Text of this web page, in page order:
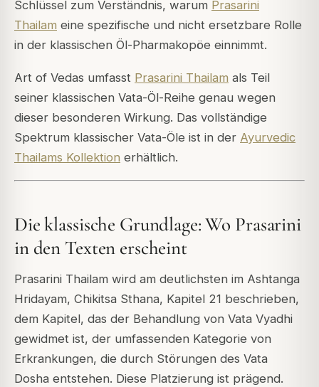
Schlüssel zum Verständnis, warum Prasarini
Thailam eine spezifische und nicht ersetzbare Rolle
in der klassischen Öl-Pharmakopöe einnimmt.
Art of Vedas umfasst Prasarini Thailam als Teil
seiner klassischen Vata-Öl-Reihe genau wegen
dieser besonderen Wirkung. Das vollständige
Spektrum klassischer Vata-Öle ist in der Ayurvedic
Thailams Kollektion erhältlich.
Die klassische Grundlage: Wo Prasarini
in den Texten erscheint
Prasarini Thailam wird am deutlichsten im Ashtanga
Hridayam, Chikitsa Sthana, Kapitel 21 beschrieben,
dem Kapitel, das der Behandlung von Vata Vyadhi
gewidmet ist, der umfassenden Kategorie von
Erkrankungen, die durch Störungen des Vata
Dosha entstehen. Diese Platzierung ist prägend.